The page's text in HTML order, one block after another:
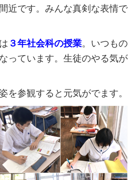
近です。みんな真剣な表情で
３年社会科の授業。いつもの
っています。生徒のやる気が
を参観すると元気がでます。